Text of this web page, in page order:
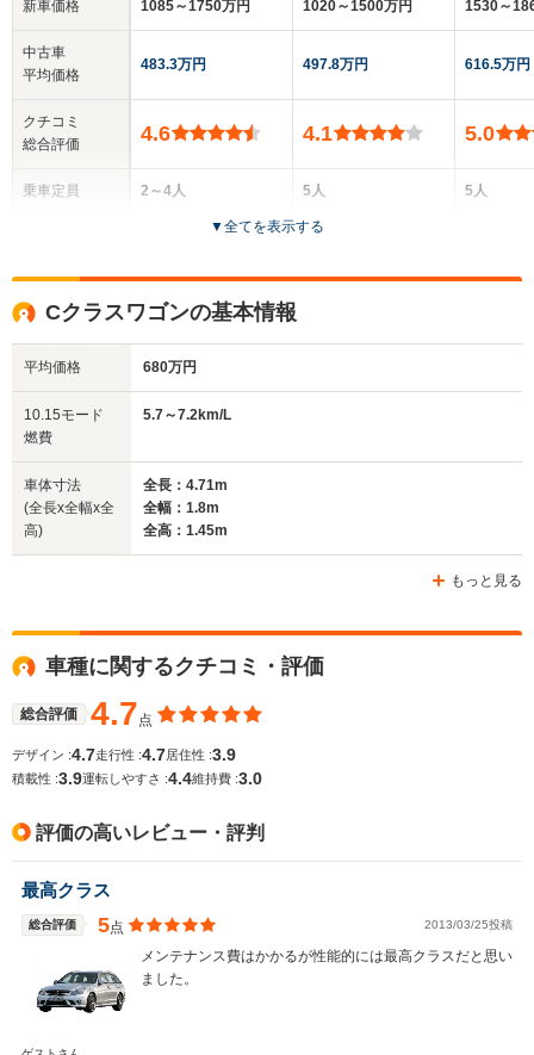
新車価格
中古車
平均価格
クチコミ
総合評価
乗車定員
サイズ
(全長x全幅x全高)
WLTCモード
燃費
1085～1750万円
483.3万円
4.6
2～4人
1.39m～1.41m
全幅
1.8m～1.87m
1020～1500万円
497.8万円
4.1
5人
4ドア
1530～
616.5万円
5.0
5人
▼全てを表示する
Cクラスワゴンの基本情報
平均価格 680万円
10.15モード
燃費
5.7～7.2km/L
車体寸法
(全長x全幅x全
高)
全長：4.71m
全幅：1.8m
全高：1.45m
もっと見る
車種に関するクチコミ・評価
総合評価 4.7点
デザイン :4.7走行性 :4.7居住性 :3.9
積載性 :3.9運転しやすさ :4.4維持費 :3.0
評価の高いレビュー・評判
最高クラス
総合評価 5点 2013/03/25投稿
メンテナンス費はかかるが性能的には最高クラスだと思い
ました。